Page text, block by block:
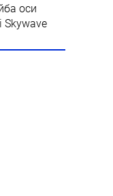
оси
Skywave